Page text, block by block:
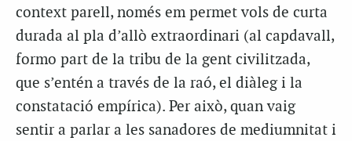
context parell, només em permet vols de curta
durada al pla d’allò extraordinari (al capdavall,
formo part de la tribu de la gent civilitzada,
que s’entén a través de la raó, el diàleg i la
constatació empírica). Per això, quan vaig
sentir a parlar a les sanadores de mediumnitat i